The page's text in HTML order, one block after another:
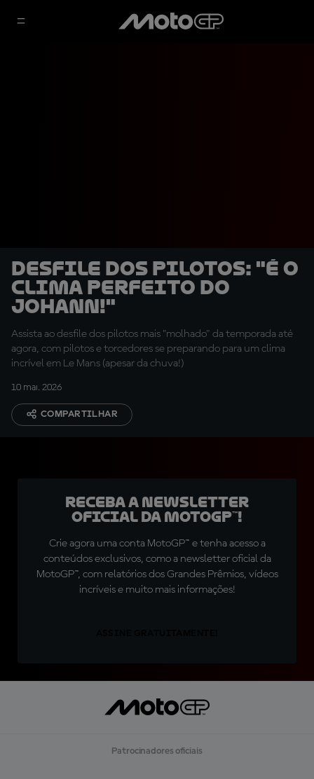
Desfile dos pilotos: "É o
clima perfeito do
Johann!"
Assista ao desfile dos pilotos mais "molhado" da temporada até
agora, com pilotos e torcedores se preparando para um clima
incrível em Le Mans (apesar da chuva!)
10 mai. 2026
COMPARTILHAR
Receba a newsletter
oficial da MotoGP™!
Crie agora uma conta MotoGP™ e tenha acesso a
conteúdos exclusivos, como a newsletter oficial da
MotoGP™, com relatórios dos Grandes Prêmios, vídeos
incríveis e muito mais informações!
Patrocinadores oficiais